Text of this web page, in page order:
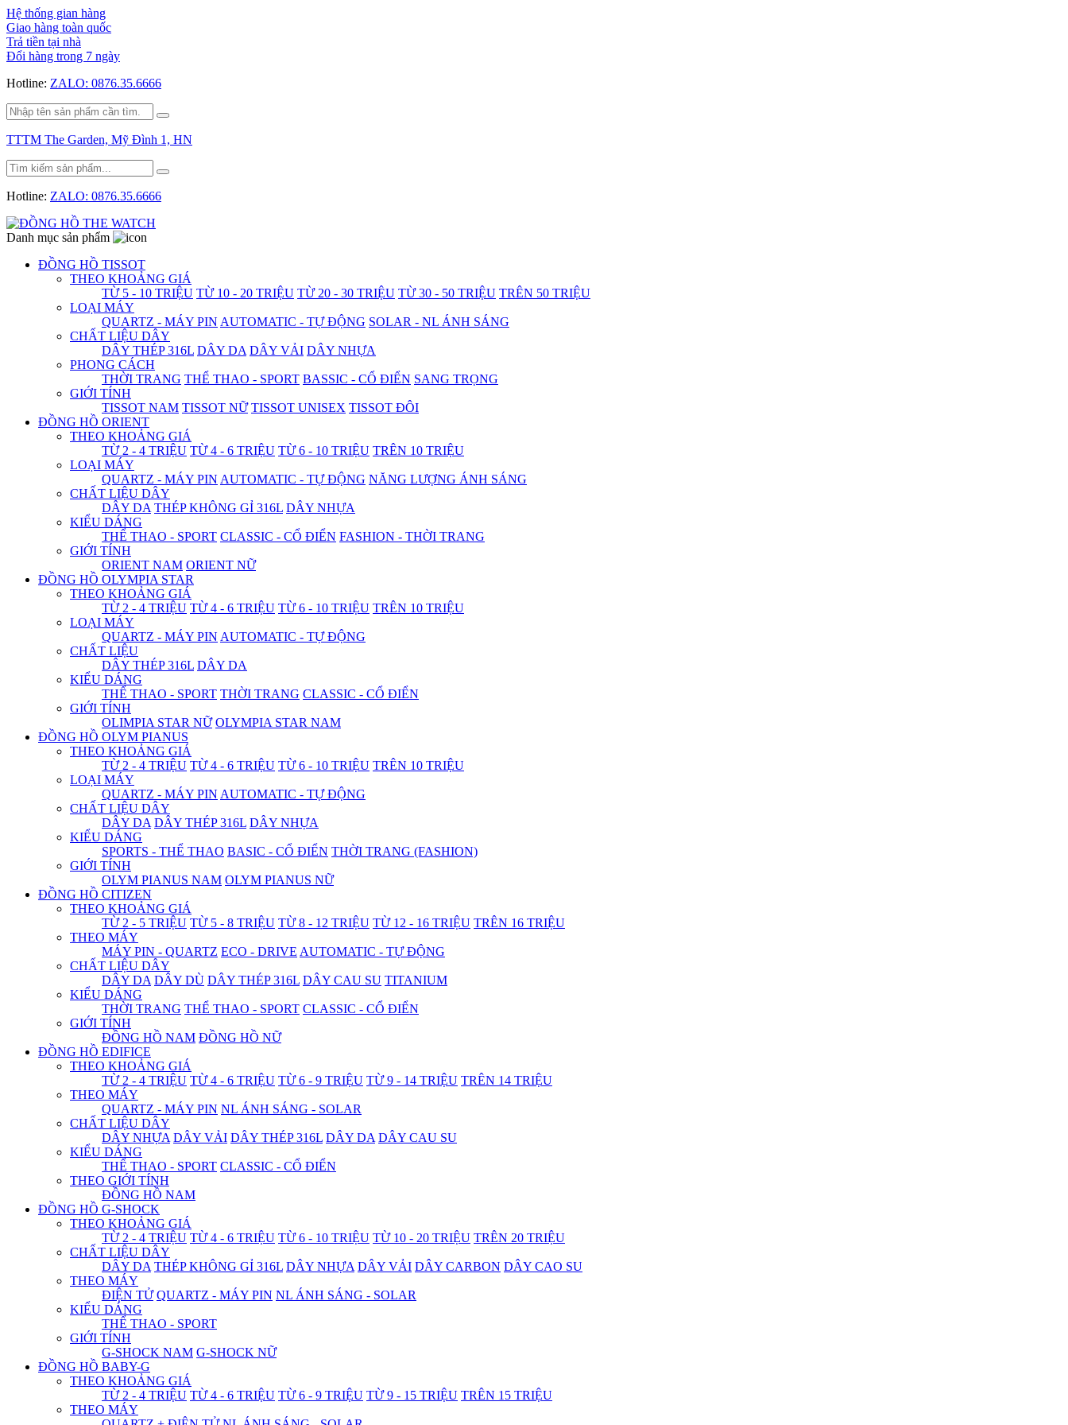
Hệ thống gian hàng
Giao hàng toàn quốc
Trả tiền tại nhà
Đổi hàng trong 7 ngày
Hotline: ZALO: 0876.35.6666
TTTM The Garden, Mỹ Đình 1, HN
Hotline: ZALO: 0876.35.6666
Danh mục sản phẩm
ĐỒNG HỒ TISSOT
THEO KHOẢNG GIÁ
TỪ 5 - 10 TRIỆU TỪ 10 - 20 TRIỆU TỪ 20 - 30 TRIỆU TỪ 30 - 50 TRIỆU TRÊN 50 TRIỆU
LOẠI MÁY
QUARTZ - MÁY PIN AUTOMATIC - TỰ ĐỘNG SOLAR - NL ÁNH SÁNG
CHẤT LIỆU DÂY
DÂY THÉP 316L DÂY DA DÂY VẢI DÂY NHỰA
PHONG CÁCH
THỜI TRANG THỂ THAO - SPORT BASSIC - CỔ ĐIỂN SANG TRỌNG
GIỚI TÍNH
TISSOT NAM TISSOT NỮ TISSOT UNISEX TISSOT ĐÔI
ĐỒNG HỒ ORIENT
THEO KHOẢNG GIÁ
TỪ 2 - 4 TRIỆU TỪ 4 - 6 TRIỆU TỪ 6 - 10 TRIỆU TRÊN 10 TRIỆU
LOẠI MÁY
QUARTZ - MÁY PIN AUTOMATIC - TỰ ĐỘNG NĂNG LƯỢNG ÁNH SÁNG
CHẤT LIỆU DÂY
DÂY DA THÉP KHÔNG GỈ 316L DÂY NHỰA
KIỂU DÁNG
THỂ THAO - SPORT CLASSIC - CỔ ĐIỂN FASHION - THỜI TRANG
GIỚI TÍNH
ORIENT NAM ORIENT NỮ
ĐỒNG HỒ OLYMPIA STAR
THEO KHOẢNG GIÁ
TỪ 2 - 4 TRIỆU TỪ 4 - 6 TRIỆU TỪ 6 - 10 TRIỆU TRÊN 10 TRIỆU
LOẠI MÁY
QUARTZ - MÁY PIN AUTOMATIC - TỰ ĐỘNG
CHẤT LIỆU
DÂY THÉP 316L DÂY DA
KIỂU DÁNG
THỂ THAO - SPORT THỜI TRANG CLASSIC - CỔ ĐIỂN
GIỚI TÍNH
OLIMPIA STAR NỮ OLYMPIA STAR NAM
ĐỒNG HỒ OLYM PIANUS
THEO KHOẢNG GIÁ
TỪ 2 - 4 TRIỆU TỪ 4 - 6 TRIỆU TỪ 6 - 10 TRIỆU TRÊN 10 TRIỆU
LOẠI MÁY
QUARTZ - MÁY PIN AUTOMATIC - TỰ ĐỘNG
CHẤT LIỆU DÂY
DÂY DA DÂY THÉP 316L DÂY NHỰA
KIỂU DÁNG
SPORTS - THỂ THAO BASIC - CỔ ĐIỂN THỜI TRANG (FASHION)
GIỚI TÍNH
OLYM PIANUS NAM OLYM PIANUS NỮ
ĐỒNG HỒ CITIZEN
THEO KHOẢNG GIÁ
TỪ 2 - 5 TRIỆU TỪ 5 - 8 TRIỆU TỪ 8 - 12 TRIỆU TỪ 12 - 16 TRIỆU TRÊN 16 TRIỆU
THEO MÁY
MÁY PIN - QUARTZ ECO - DRIVE AUTOMATIC - TỰ ĐỘNG
CHẤT LIỆU DÂY
DÂY DA DÂY DÙ DÂY THÉP 316L DÂY CAU SU TITANIUM
KIỂU DÁNG
THỜI TRANG THỂ THAO - SPORT CLASSIC - CỔ ĐIỂN
GIỚI TÍNH
ĐỒNG HỒ NAM ĐỒNG HỒ NỮ
ĐỒNG HỒ EDIFICE
THEO KHOẢNG GIÁ
TỪ 2 - 4 TRIỆU TỪ 4 - 6 TRIỆU TỪ 6 - 9 TRIỆU TỪ 9 - 14 TRIỆU TRÊN 14 TRIỆU
THEO MÁY
QUARTZ - MÁY PIN NL ÁNH SÁNG - SOLAR
CHẤT LIỆU DÂY
DÂY NHỰA DÂY VẢI DÂY THÉP 316L DÂY DA DÂY CAU SU
KIỂU DÁNG
THỂ THAO - SPORT CLASSIC - CỔ ĐIỂN
THEO GIỚI TÍNH
ĐỒNG HỒ NAM
ĐỒNG HỒ G-SHOCK
THEO KHOẢNG GIÁ
TỪ 2 - 4 TRIỆU TỪ 4 - 6 TRIỆU TỪ 6 - 10 TRIỆU TỪ 10 - 20 TRIỆU TRÊN 20 TRIỆU
CHẤT LIỆU DÂY
DÂY DA THÉP KHÔNG GỈ 316L DÂY NHỰA DÂY VẢI DÂY CARBON DÂY CAO SU
THEO MÁY
ĐIỆN TỬ QUARTZ - MÁY PIN NL ÁNH SÁNG - SOLAR
KIỂU DÁNG
THỂ THAO - SPORT
GIỚI TÍNH
G-SHOCK NAM G-SHOCK NỮ
ĐỒNG HỒ BABY-G
THEO KHOẢNG GIÁ
TỪ 2 - 4 TRIỆU TỪ 4 - 6 TRIỆU TỪ 6 - 9 TRIỆU TỪ 9 - 15 TRIỆU TRÊN 15 TRIỆU
THEO MÁY